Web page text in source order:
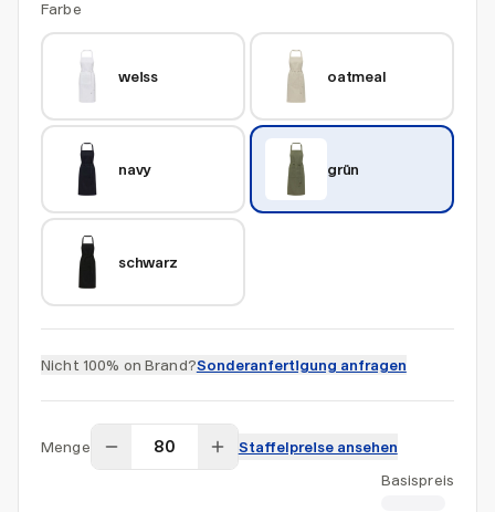
Farbe
weiss oatmeal
navy grün
schwarz
Nicht 100% on Brand?Sonderanfertigung anfragen
Menge
Staffelpreise ansehen
Basispreis